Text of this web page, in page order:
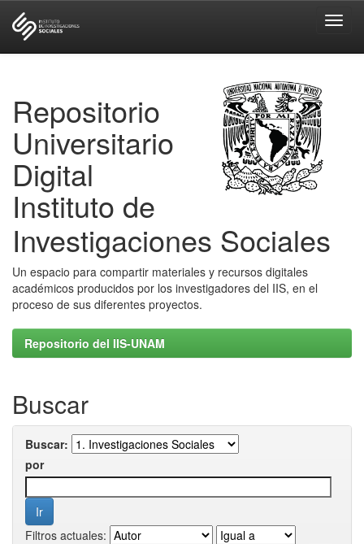
Repositorio
Universitario
Digital
Instituto de
Investigaciones Sociales
Un espacio para compartir materiales y recursos digitales
académicos producidos por los investigadores del IIS, en el
proceso de sus diferentes proyectos.
Repositorio del IIS-UNAM
Buscar
Buscar:
por
Filtros actuales: